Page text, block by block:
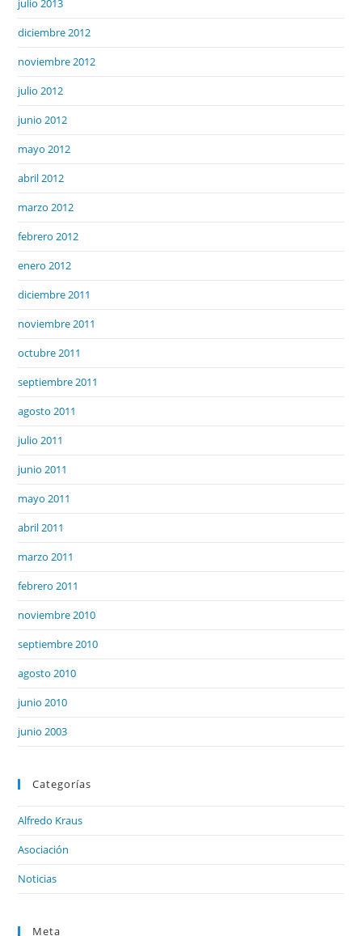
julio 2013
diciembre 2012
noviembre 2012
julio 2012
junio 2012
mayo 2012
abril 2012
marzo 2012
febrero 2012
enero 2012
diciembre 2011
noviembre 2011
octubre 2011
septiembre 2011
agosto 2011
julio 2011
junio 2011
mayo 2011
abril 2011
marzo 2011
febrero 2011
noviembre 2010
septiembre 2010
agosto 2010
junio 2010
junio 2003
Categorías
Alfredo Kraus
Asociación
Noticias
Meta